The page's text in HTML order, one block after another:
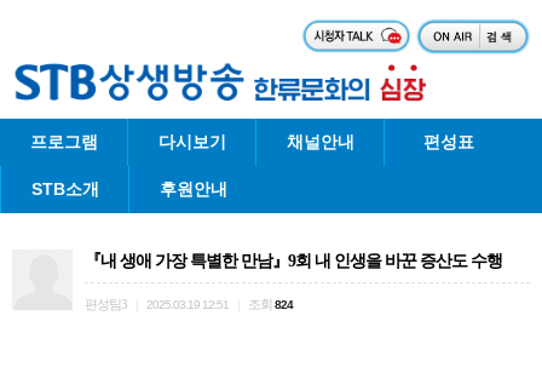
프로그램 다시보기 채널안내 편성표
STB소개 후원안내
『내 생애 가장 특별한 만남』9회 내 인생을 바꾼 증산도 수행
편성팀3 2025.03.19 12:51 조회 824